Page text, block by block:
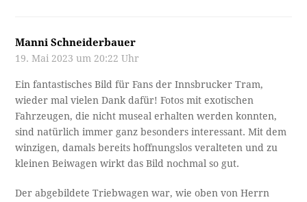
Manni Schneiderbauer
19. Mai 2023 um 20:22 Uhr
Ein fantastisches Bild für Fans der Innsbrucker Tram,
wieder mal vielen Dank dafür! Fotos mit exotischen
Fahrzeugen, die nicht museal erhalten werden konnten,
sind natürlich immer ganz besonders interessant. Mit dem
winzigen, damals bereits hoffnungslos veralteten und zu
kleinen Beiwagen wirkt das Bild nochmal so gut.
Der abgebildete Triebwagen war, wie oben von Herrn